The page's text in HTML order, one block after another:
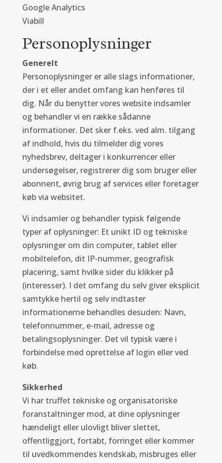
Google Analytics
Viabill
Personoplysninger
Generelt
Personoplysninger er alle slags informationer,
der i et eller andet omfang kan henføres til
dig. Når du benytter vores website indsamler
og behandler vi en række sådanne
informationer. Det sker f.eks. ved alm. tilgang
af indhold, hvis du tilmelder dig vores
nyhedsbrev, deltager i konkurrencer eller
undersøgelser, registrerer dig som bruger eller
abonnent, øvrig brug af services eller foretager
køb via websitet.
Vi indsamler og behandler typisk følgende
typer af oplysninger: Et unikt ID og tekniske
oplysninger om din computer, tablet eller
mobiltelefon, dit IP-nummer, geografisk
placering, samt hvilke sider du klikker på
(interesser). I det omfang du selv giver eksplicit
samtykke hertil og selv indtaster
informationerne behandles desuden: Navn,
telefonnummer, e-mail, adresse og
betalingsoplysninger. Det vil typisk være i
forbindelse med oprettelse af login eller ved
køb.
Sikkerhed
Vi har truffet tekniske og organisatoriske
foranstaltninger mod, at dine oplysninger
hændeligt eller ulovligt bliver slettet,
offentliggjort, fortabt, forringet eller kommer
til uvedkommendes kendskab, misbruges eller